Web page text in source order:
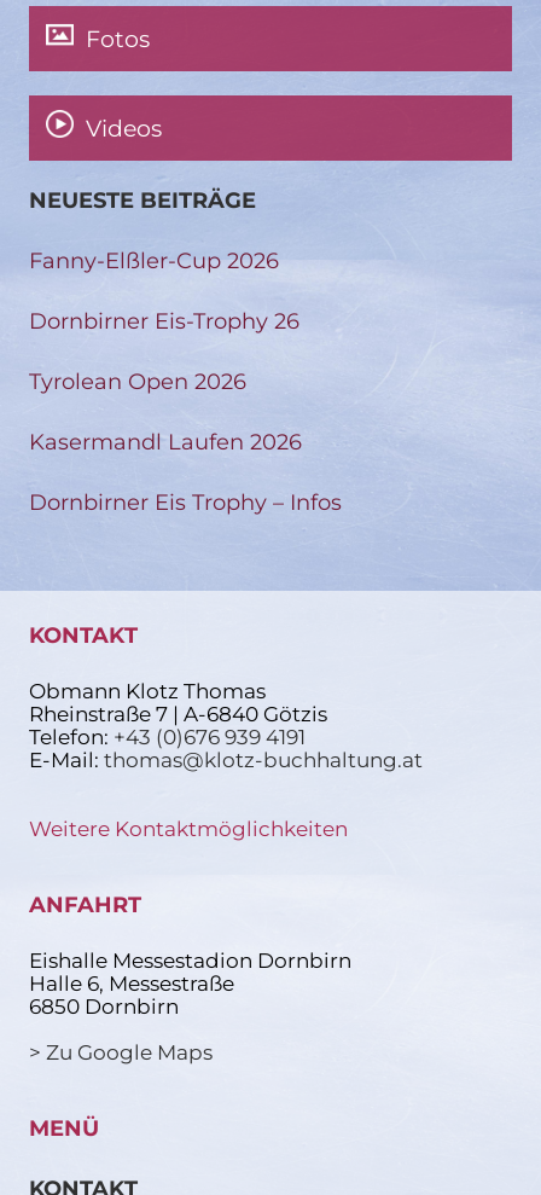
Fotos
Videos
NEUESTE BEITRÄGE
Fanny-Elßler-Cup 2026
Dornbirner Eis-Trophy 26
Tyrolean Open 2026
Kasermandl Laufen 2026
Dornbirner Eis Trophy – Infos
KONTAKT
Obmann Klotz Thomas
Rheinstraße 7 | A-6840 Götzis
Telefon: +43 (0)676 939 4191
E-Mail: thomas@klotz-buchhaltung.at
Weitere Kontaktmöglichkeiten
ANFAHRT
Eishalle Messestadion Dornbirn
Halle 6, Messestraße
6850 Dornbirn
> Zu Google Maps
MENÜ
KONTAKT